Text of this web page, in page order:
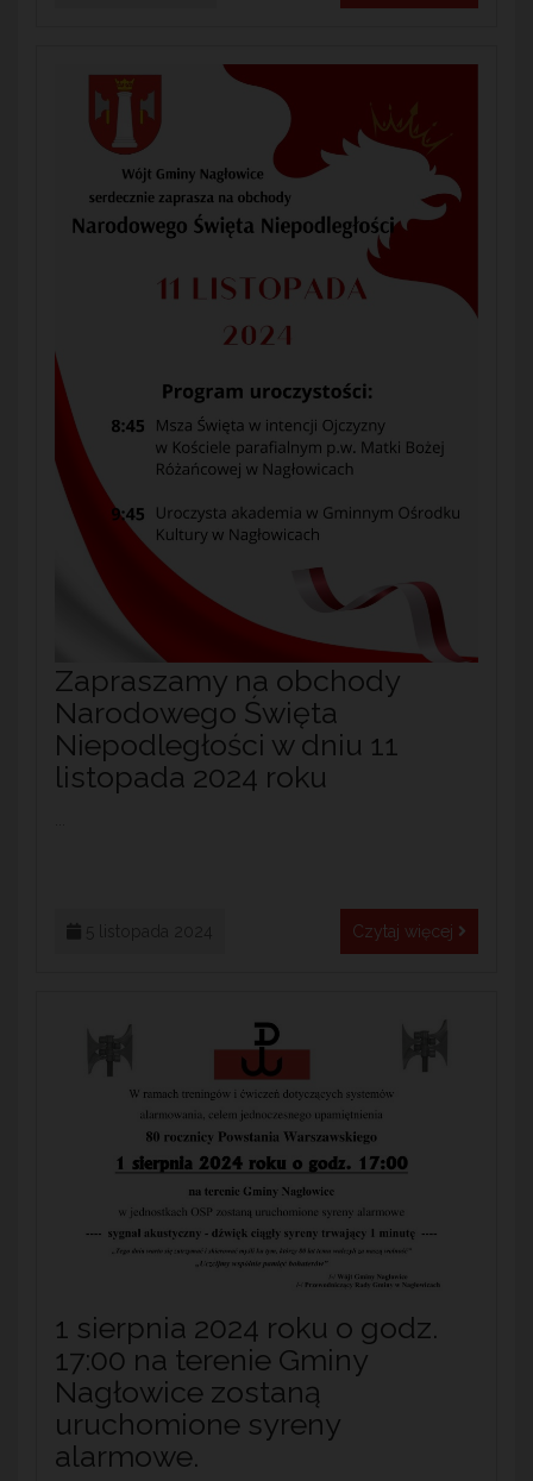
Zapraszamy na obchody
Narodowego Święta
Niepodległości w dniu 11
listopada 2024 roku
Czytaj więcej
1 sierpnia 2024 roku o godz.
17:00 na terenie Gminy
Nagłowice zostaną
uruchomione syreny
alarmowe.